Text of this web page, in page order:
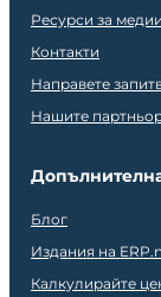
Ресурси за
Контакти
Направете
Нашите
Блог
Издания на
Калкулирайте